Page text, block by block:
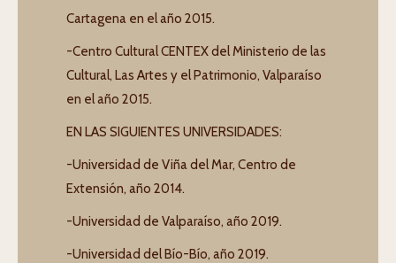
Cartagena en el año 2015.
-Centro Cultural CENTEX del Ministerio de las
Cultural, Las Artes y el Patrimonio, Valparaíso
en el año 2015.
EN LAS SIGUIENTES UNIVERSIDADES:
-Universidad de Viña del Mar, Centro de
Extensión, año 2014.
-Universidad de Valparaíso, año 2019.
-Universidad del Bío-Bío, año 2019.